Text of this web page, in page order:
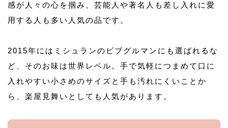
感が人々の心を掴み、芸能人や著名人も差し入れに愛
用する人も多い人気の品です。
2015年にはミシュランのビブグルマンにも選ばれるな
ど、そのお味は世界レベル。手で気軽につまめて口に
入れやすい小さめのサイズと手も汚れにくいことか
ら、楽屋見舞いとしても人気があります。